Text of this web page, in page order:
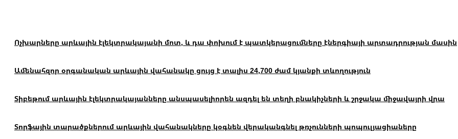
Ոչխարները արևային էլեկտրակայանի մոտ, և դա փոխում է պատկերացումները էներգիայի արտադրության մասին
Ամենահզոր օրգանական արևային վահանակը ցույց է տալիս 24,700 ժամ կյանքի տևողություն
Տիբեթում արևային էլեկտրակայանները անսպասելիորեն ազդել են տեղի բնակիչների և շրջակա միջավայրի վրա
Տորֆային տարածքներում արևային վահանակները կօգնեն վերականգնել թռչունների պոպուլյացիաները